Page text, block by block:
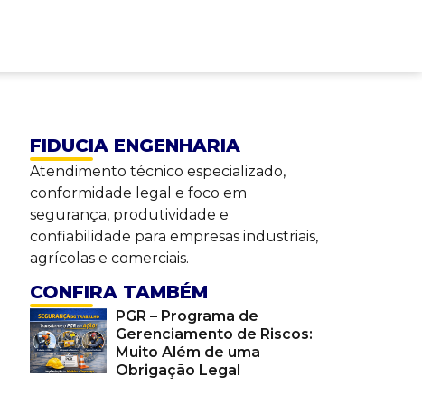
FIDUCIA ENGENHARIA
Atendimento técnico especializado,
conformidade legal e foco em
segurança, produtividade e
confiabilidade para empresas industriais,
agrícolas e comerciais.
CONFIRA TAMBÉM
PGR – Programa de
Gerenciamento de Riscos:
Muito Além de uma
Obrigação Legal